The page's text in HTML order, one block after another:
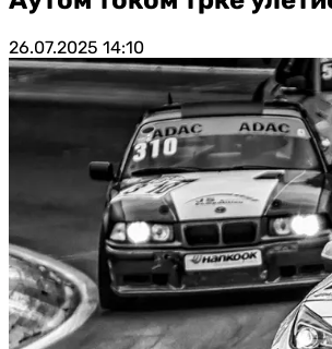
26.07.2025 14:10